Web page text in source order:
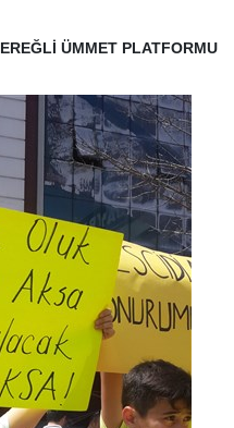
EREĞLİ ÜMMET PLATFORMU